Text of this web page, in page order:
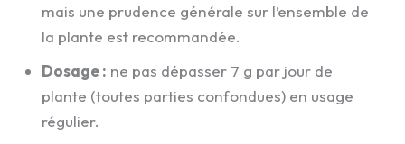
mais une prudence générale sur l’ensemble de
la plante est recommandée.
Dosage : ne pas dépasser 7 g par jour de
plante (toutes parties confondues) en usage
régulier.